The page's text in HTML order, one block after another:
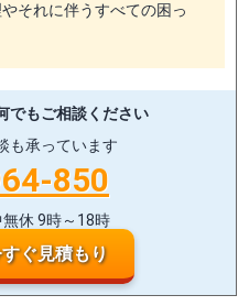
それに伴うすべての困っ
でもご相談ください
も承っています
850
休 9時～18時
ぐ見積もり